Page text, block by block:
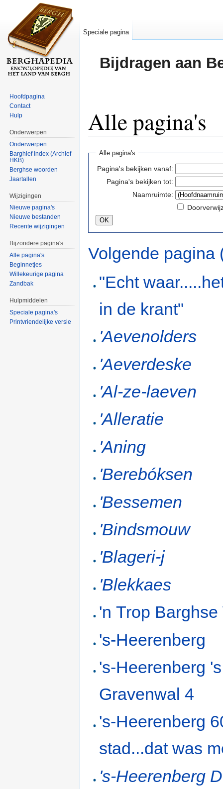
Bijdragen aan
Alle pagina's
Alle pagina's
Pagina's bekijken vanaf:
Pagina's bekijken tot:
Naamruimte:
Volgende pagina
"Echt
in de krant"
'Aevenolders
'Aeverdeske
'Al-ze-laeven
'Alleratie
'Aning
'Berebóksen
'Bessemen
'Bindsmouw
'Blageri-j
'Blekkaes
'n Trop Barghse
's-Heerenberg
's-Heerenberg 's
Gravenwal 4
's-Heerenberg
stad...dat was
's-Heerenberg
Speciale pagina
Hoofdpagina
Contact
Hulp
Onderwerpen
Onderwerpen
Barghief Index (Archief
HKB)
Berghse woorden
Jaartallen
Wijzigingen
Nieuwe pagina's
Nieuwe bestanden
Recente wijzigingen
Bijzondere pagina's
Alle pagina's
Beginnetjes
Willekeurige pagina
Zandbak
Hulpmiddelen
Speciale pagina's
Printvriendelijke versie